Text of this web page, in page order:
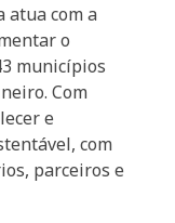
atua com a
o
municípios
Com
e
com
parceiros e